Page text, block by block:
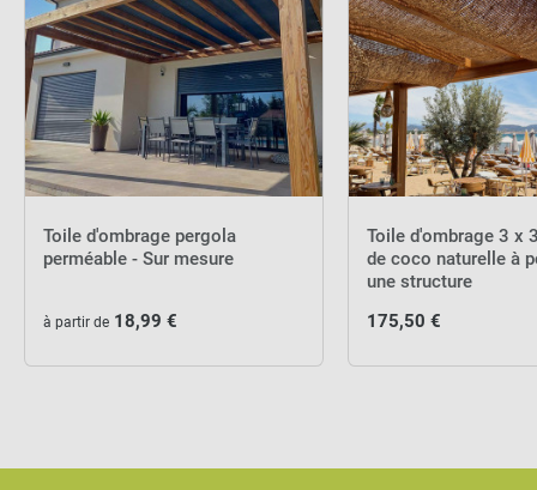
Toile d'ombrage pergola
perméable - Sur mesure
à partir de 18,99 €
Toile d'ombrage 3 x
de coco naturelle à
une structure
175,50 €